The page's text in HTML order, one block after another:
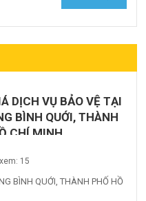
DỊCH VỤ BẢO VỆ TẠI
BÌNH QUỚI, THÀNH
CHÍ MINH
15
BÌNH QUỚI, THÀNH PHỐ HỒ